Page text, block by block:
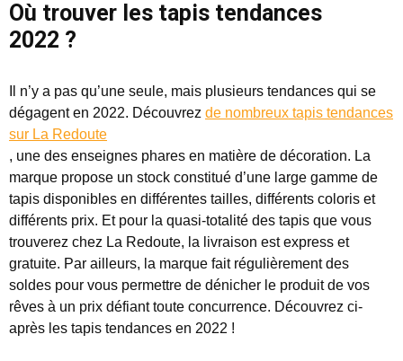
Où trouver les tapis tendances
2022 ?
Il n’y a pas qu’une seule, mais plusieurs tendances qui se
dégagent en 2022. Découvrez de nombreux tapis tendances
sur La Redoute
, une des enseignes phares en matière de décoration. La
marque propose un stock constitué d’une large gamme de
tapis disponibles en différentes tailles, différents coloris et
différents prix. Et pour la quasi-totalité des tapis que vous
trouverez chez La Redoute, la livraison est express et
gratuite. Par ailleurs, la marque fait régulièrement des
soldes pour vous permettre de dénicher le produit de vos
rêves à un prix défiant toute concurrence. Découvrez ci-
après les tapis tendances en 2022 !